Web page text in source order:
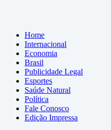
Home
Internacional
Economia
Brasil
Publicidade Legal
Esportes
Saúde Natural
Política
Fale Conosco
Edição Impressa